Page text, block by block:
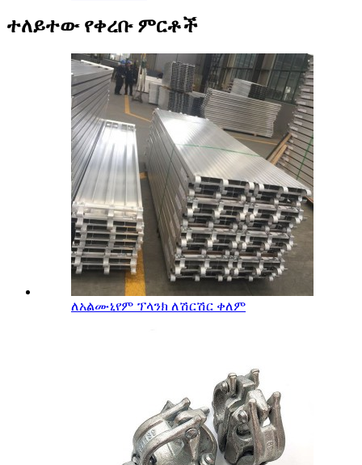
ተለይተው የቀረቡ ምርቶች
ለአልሙኒየም ፕላንክ ለሽርሽር ቀለም